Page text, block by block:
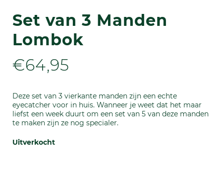
Set van 3 Manden
Lombok
€64,95
Deze set van 3 vierkante manden zijn een echte
eyecatcher voor in huis. Wanneer je weet dat het maar
liefst een week duurt om een set van 5 van deze manden
te maken zijn ze nog specialer.
Uitverkocht